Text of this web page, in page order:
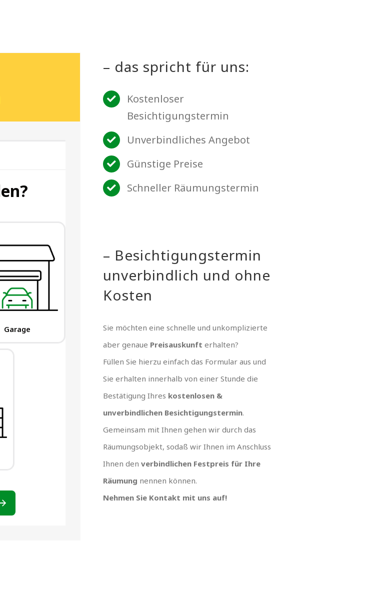
– das spricht für uns:
Kostenloser
Besichtigungstermin
Unverbindliches Angebot
Günstige Preise
Schneller Räumungstermin
– Besichtigungstermin
unverbindlich und ohne
Kosten
Sie möchten eine schnelle und unkomplizierte
aber genaue Preisauskunft erhalten?
Füllen Sie hierzu einfach das Formular aus und
Sie erhalten innerhalb von einer Stunde die
Bestätigung Ihres kostenlosen &
unverbindlichen Besichtigungstermin.
Gemeinsam mit Ihnen gehen wir durch das
Räumungsobjekt, sodaß wir Ihnen im Anschluss
Ihnen denverbindlichen Festpreis für Ihre
Räumung nennen können.
Nehmen Sie Kontakt mit uns auf!